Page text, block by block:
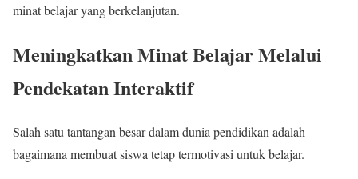
minat belajar yang berkelanjutan.
Meningkatkan Minat Belajar Melalui
Pendekatan Interaktif
Salah satu tantangan besar dalam dunia pendidikan adalah
bagaimana membuat siswa tetap termotivasi untuk belajar.